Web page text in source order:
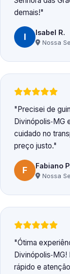
demais!
I Isabel R.
Nossa
Precisei de
Divinópolis‑MG
cuidado no
preço justo.
F Fabiano
Nossa
Ótima
rápido e